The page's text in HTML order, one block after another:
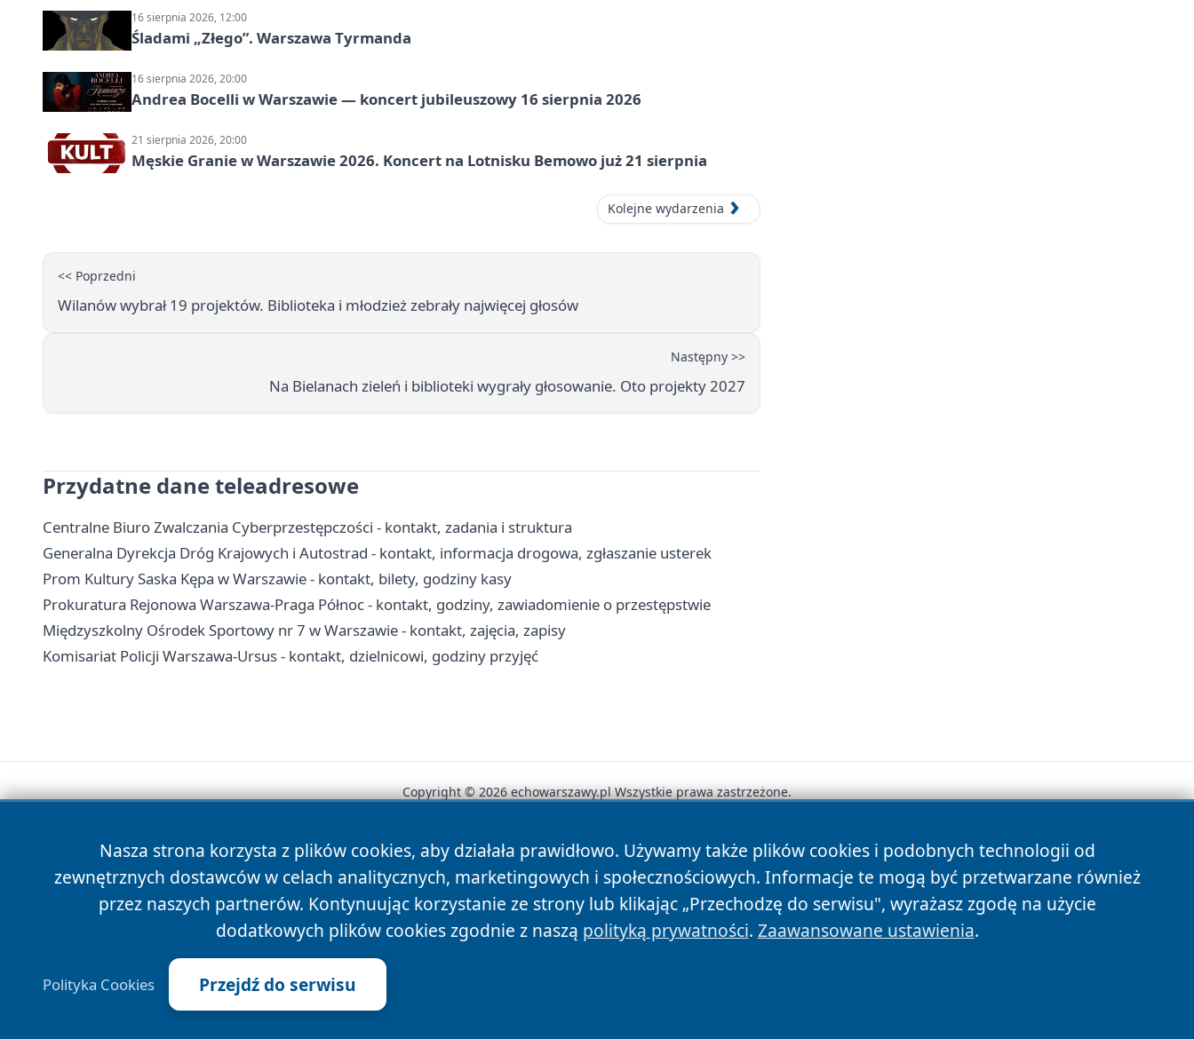
16 sierpnia 2026, 12:00
Śladami „Złego”. Warszawa Tyrmanda
16 sierpnia 2026, 20:00
Andrea Bocelli w Warszawie — koncert jubileuszowy 16 sierpnia 2026
21 sierpnia 2026, 20:00
Męskie Granie w Warszawie 2026. Koncert na Lotnisku Bemowo już 21 sierpnia
Kolejne wydarzenia
<< Poprzedni
Wilanów wybrał 19 projektów. Biblioteka i młodzież zebrały najwięcej głosów
Następny >>
Na Bielanach zieleń i biblioteki wygrały głosowanie. Oto projekty 2027
Przydatne dane teleadresowe
Centralne Biuro Zwalczania Cyberprzestępczości - kontakt, zadania i struktura
Generalna Dyrekcja Dróg Krajowych i Autostrad - kontakt, informacja drogowa, zgłaszanie usterek
Prom Kultury Saska Kępa w Warszawie - kontakt, bilety, godziny kasy
Prokuratura Rejonowa Warszawa-Praga Północ - kontakt, godziny, zawiadomienie o przestępstwie
Międzyszkolny Ośrodek Sportowy nr 7 w Warszawie - kontakt, zajęcia, zapisy
Komisariat Policji Warszawa-Ursus - kontakt, dzielnicowi, godziny przyjęć
Nasza strona korzysta z plików cookies, aby działała prawidłowo. Używamy także plików cookies i podobnych technologii od
zewnętrznych dostawców w celach analitycznych, marketingowych i społecznościowych. Informacje te mogą być przetwarzane również
przez naszych partnerów. Kontynuując korzystanie ze strony lub klikając „Przechodzę do serwisu", wyrażasz zgodę na użycie
dodatkowych plików cookies zgodnie z naszą polityką prywatności. Zaawansowane ustawienia.
Polityka Cookies Przejdź do serwisu
Copyright © 2026 echowarszawy.pl Wszystkie prawa zastrzeżone.
News Autorzy Polityka Prywatności Polityka Cookies